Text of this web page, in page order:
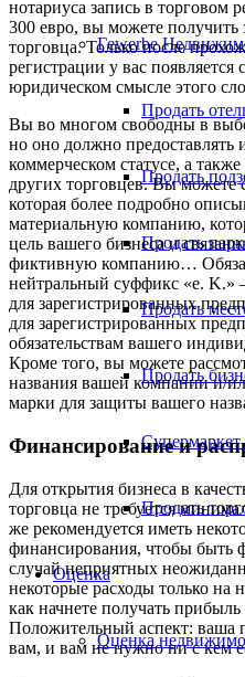
Гewerbe
Продать
Продать
Продать
Продать
Продать
Супермаркет
Продать
Оценка
Оценка
нотариуса запись в торговом
300 евро, вы можете получить
торговца. Только после
регистрации у вас появляется
юридическом смысле этого
Вы во многом свободны в
но оно должно
коммерческом статусе, а
других торговцев. Вы можете
которая более подробно
материальную компанию,
цель вашего бизнеса и
фиктивную компанию…
нейтральный суффикс «e. K.»
для зарегистрированных
для зарегистрированных
обязательствам вашего
Кроме того, вы можете
названия вашей компании и/
марки для защиты вашего
Финансирование и
Для открытия бизнеса в
торговца не требуется
же рекомендуется иметь
финансирования, чтобы быть
случай неприятных
некоторые расходы только на
как начнете получать прибыль
Положительный аспект: ваша
вам, и вам не нужно ни с кем